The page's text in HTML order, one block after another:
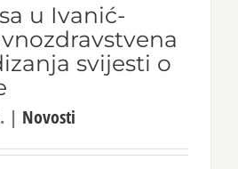
u Ivanić-
svijesti o
| Novosti